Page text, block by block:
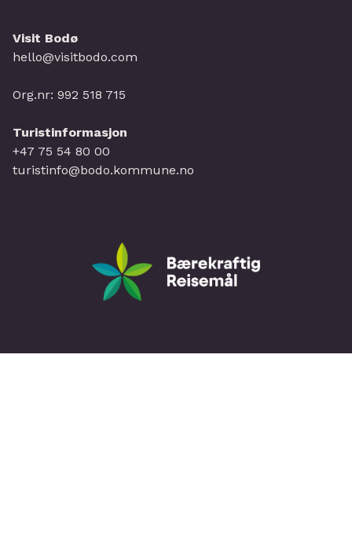
Visit Bodø
hello@visitbodo.com
Org.nr: 992 518 715
Turistinformasjon
+47 75 54 80 00
turistinfo@bodo.kommune.no